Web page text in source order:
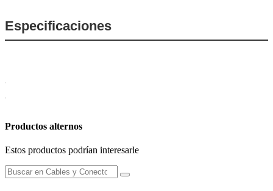
Especificaciones
Productos alternos
Estos productos podrían interesarle